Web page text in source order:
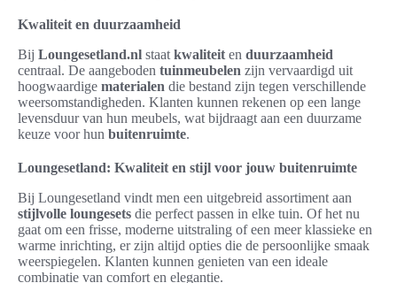
Kwaliteit en duurzaamheid
Bij Loungesetland.nl staat kwaliteit en duurzaamheid
centraal. De aangeboden tuinmeubelen zijn vervaardigd uit
hoogwaardige materialen die bestand zijn tegen verschillende
weersomstandigheden. Klanten kunnen rekenen op een lange
levensduur van hun meubels, wat bijdraagt aan een duurzame
keuze voor hun buitenruimte.
Loungesetland: Kwaliteit en stijl voor jouw buitenruimte
Bij Loungesetland vindt men een uitgebreid assortiment aan
stijlvolle loungesets die perfect passen in elke tuin. Of het nu
gaat om een frisse, moderne uitstraling of een meer klassieke en
warme inrichting, er zijn altijd opties die de persoonlijke smaak
weerspiegelen. Klanten kunnen genieten van een ideale
combinatie van comfort en elegantie.